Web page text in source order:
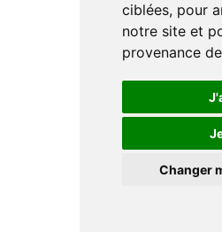
ciblées, pour
notre site et
provenance
Changer